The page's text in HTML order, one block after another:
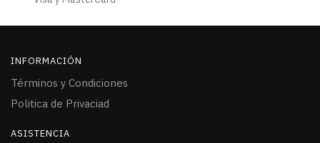
INFORMACIÓN
Términos y Condiciones
Politica de Privaciad
ASISTENCIA